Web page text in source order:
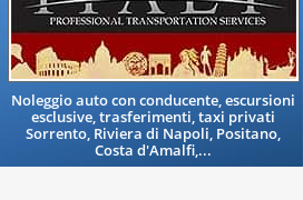
Noleggio auto con conducente, escursioni
esclusive, trasferimenti, taxi privati
Sorrento, Riviera di Napoli, Positano,
Costa d'Amalfi,...